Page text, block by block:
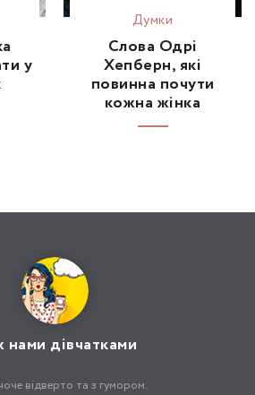
у
Думки
Слова Одрі
Хепберн, які
повинна почути
кожна жінка
нами дівчатками
відверто та з гумором.